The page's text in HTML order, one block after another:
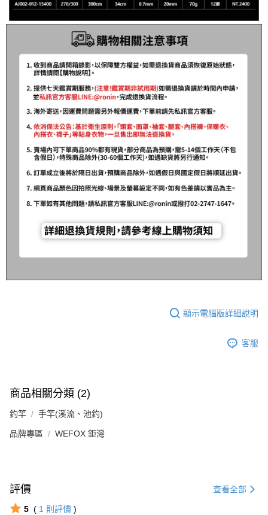
顯示電腦版詳細說明
客服
商品相關分類 (2)
釣竿 手竿(溪流、池釣)
品牌專區 WEFOX 鉅灣
評價 查看全部
5 ( 1 則評價 )